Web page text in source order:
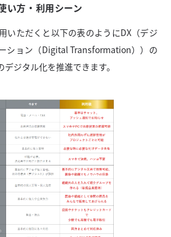
い方・利用シーン
いただくと以下の表のようにDX（デジ
ション（Digital Transformation））の
ジタル化を推進できます。